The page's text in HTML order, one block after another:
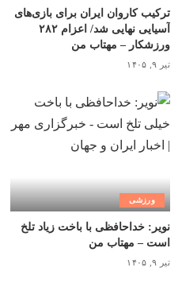
ترکیب کاروان ایران برای بازی‌های
آسیایی نهایی شد/ اعزام ۲۸۲
ورزشکار – مهتاب من
تیر ۹, ۱۴۰۵
ورزشی
نویر: خداحافظی با باخت زیاد تلخ
است – مهتاب من
تیر ۹, ۱۴۰۵